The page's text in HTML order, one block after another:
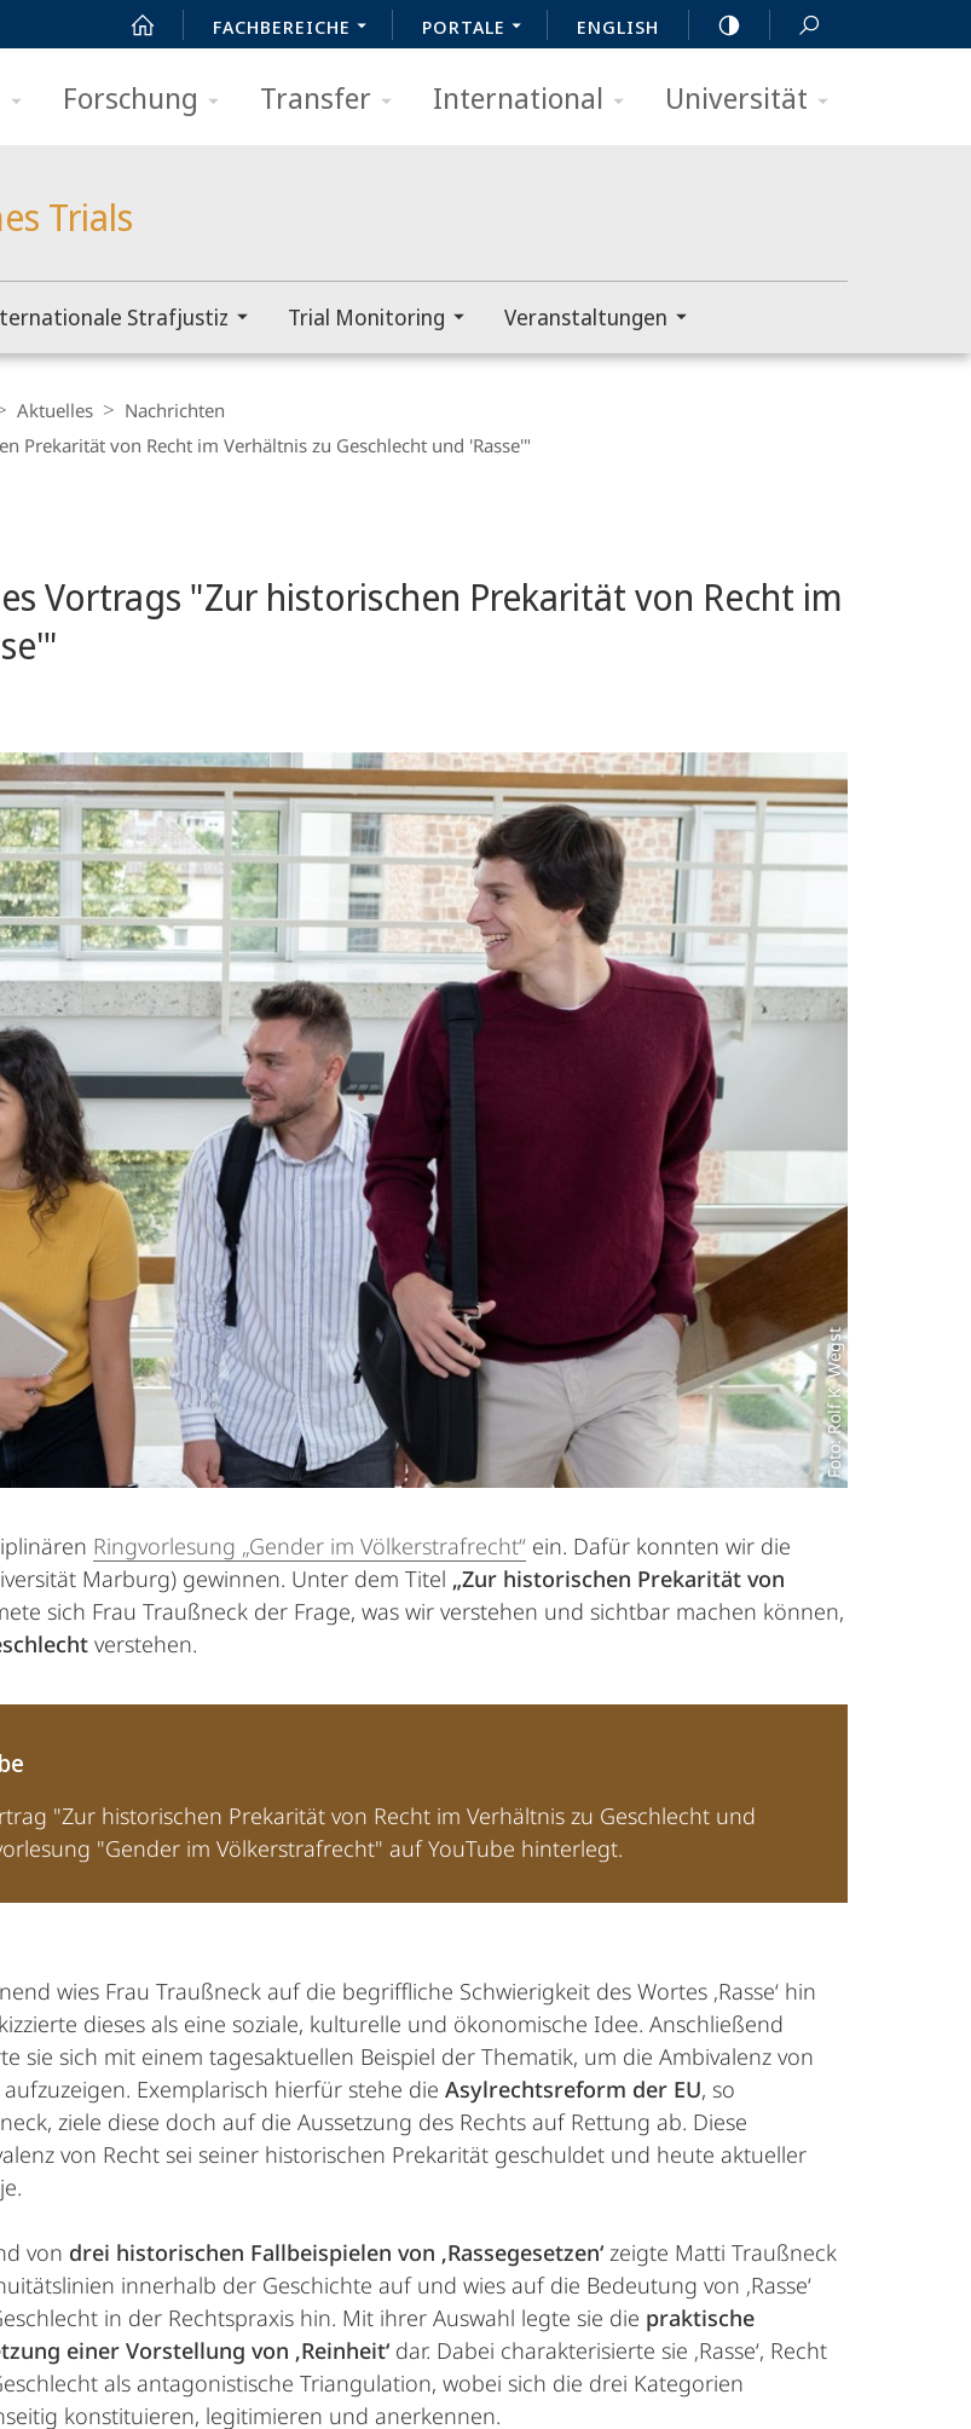
FACHBEREICHE PORTALE ENGLISH
Forschung Transfer International Universität
Trials
Strafjustiz Trial Monitoring Veranstaltungen
Aktuelles
Nachrichten
Prekarität von Recht im Verhältnis zu Geschlecht und 'Rasse'"
Vortrags "Zur historischen Prekarität von Recht im
Foto: Rolf K. Wegst
Ringvorlesung „Gender im Völkerstrafrecht“ ein. Dafür konnten wir die
Marburg) gewinnen. Unter dem Titel „Zur historischen Prekarität von
sich Frau Traußneck der Frage, was wir verstehen und sichtbar machen können,
verstehen.
"Zur historischen Prekarität von Recht im Verhältnis zu Geschlecht und
"Gender im Völkerstrafrecht" auf YouTube hinterlegt.
wies Frau Traußneck auf die begriffliche Schwierigkeit des Wortes ‚Rasse‘ hin
dieses als eine soziale, kulturelle und ökonomische Idee. Anschließend
sie sich mit einem tagesaktuellen Beispiel der Thematik, um die Ambivalenz von
aufzuzeigen. Exemplarisch hierfür stehe die Asylrechtsreform der EU, so
ziele diese doch auf die Aussetzung des Rechts auf Rettung ab. Diese
von Recht sei seiner historischen Prekarität geschuldet und heute aktueller
von drei historischen Fallbeispielen von ‚Rassegesetzen‘zeigte Matti Traußneck
innerhalb der Geschichte auf und wies auf die Bedeutung von ‚Rasse‘
in der Rechtspraxis hin. Mit ihrer Auswahl legte sie die praktische
einer Vorstellung von ‚Reinheit‘dar. Dabei charakterisierte sie ‚Rasse‘, Recht
als antagonistische Triangulation, wobei sich die drei Kategorien
konstituieren, legitimieren und anerkennen.